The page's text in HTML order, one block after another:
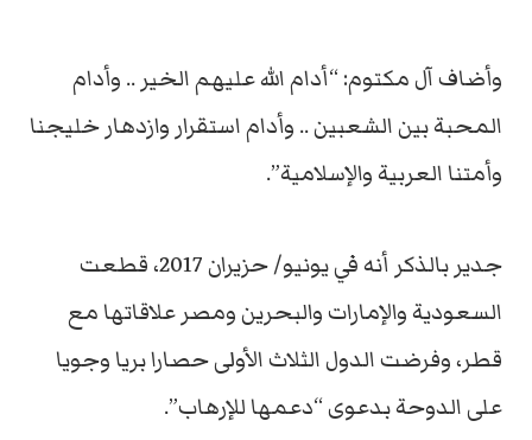
وأضاف آل مكتوم: “أدام الله عليهم الخير .. وأدام
المحبة بين الشعبين .. وأدام استقرار وازدهار خليجنا
وأمتنا العربية والإسلامية”.
جدير بالذكر أنه في يونيو/ حزيران 2017، قطعت
السعودية والإمارات والبحرين ومصر علاقاتها مع
قطر، وفرضت الدول الثلاث الأولى حصارا بريا وجويا
على الدوحة بدعوى “دعمها للإرهاب”.